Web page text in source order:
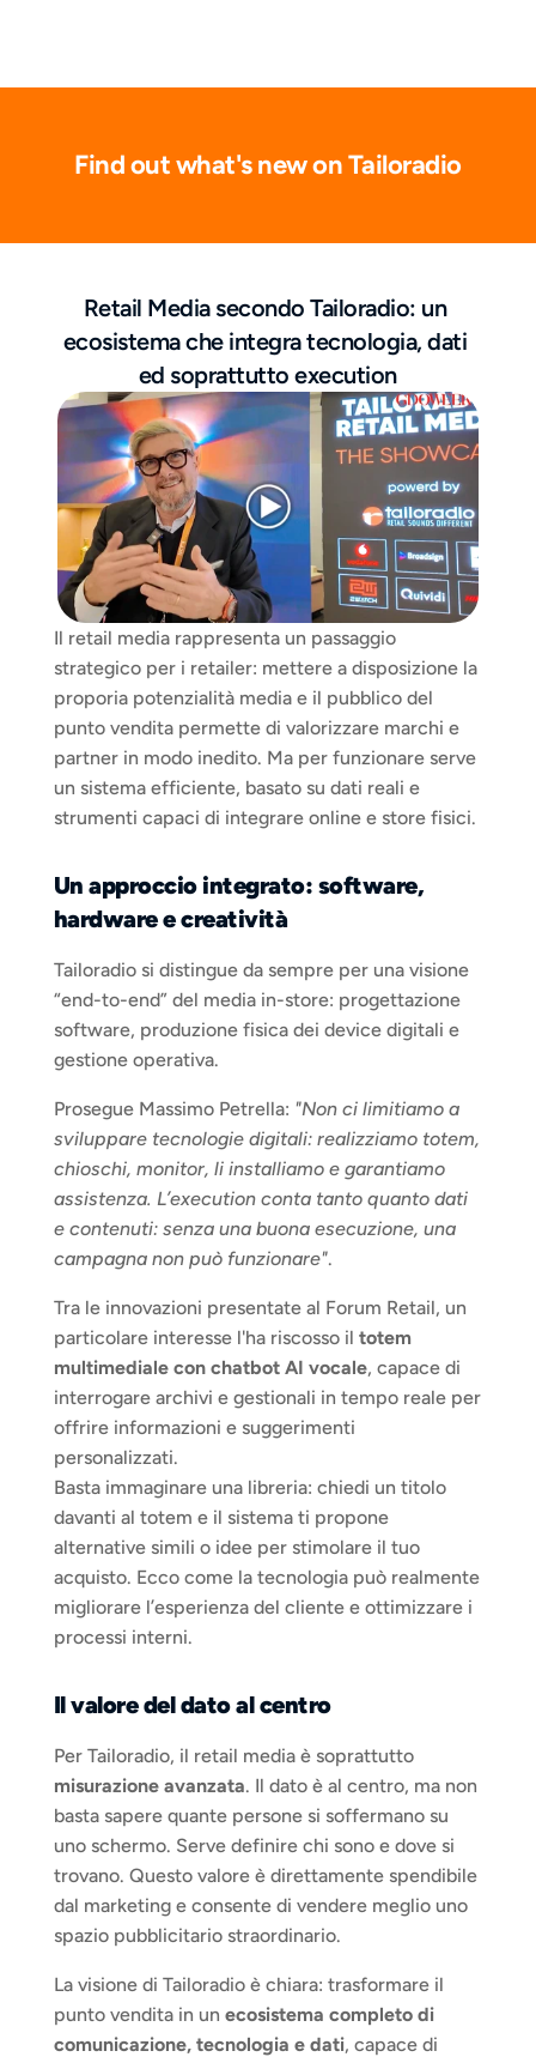
Find out what's new on Tailoradio
Retail Media secondo Tailoradio: un
ecosistema che integra tecnologia, dati
ed soprattutto execution
Il retail media rappresenta un passaggio
strategico per i retailer: mettere a disposizione la
proporia potenzialità media e il pubblico del
punto vendita permette di valorizzare marchi e
partner in modo inedito. Ma per funzionare serve
un sistema efficiente, basato su dati reali e
strumenti capaci di integrare online e store fisici.
Un approccio integrato: software,
hardware e creatività
Tailoradio si distingue da sempre per una visione
“end-to-end” del media in-store: progettazione
software, produzione fisica dei device digitali e
gestione operativa.
Prosegue Massimo Petrella: "Non ci limitiamo a
sviluppare tecnologie digitali: realizziamo totem,
chioschi, monitor, li installiamo e garantiamo
assistenza. L’execution conta tanto quanto dati
e contenuti: senza una buona esecuzione, una
campagna non può funzionare".
Tra le innovazioni presentate al Forum Retail, un
particolare interesse l'ha riscosso il totem
multimediale con chatbot AI vocale, capace di
interrogare archivi e gestionali in tempo reale per
offrire informazioni e suggerimenti
personalizzati.
Basta immaginare una libreria: chiedi un titolo
davanti al totem e il sistema ti propone
alternative simili o idee per stimolare il tuo
acquisto. Ecco come la tecnologia può realmente
migliorare l’esperienza del cliente e ottimizzare i
processi interni.
Il valore del dato al centro
Per Tailoradio, il retail media è soprattutto
misurazione avanzata. Il dato è al centro, ma non
basta sapere quante persone si soffermano su
uno schermo. Serve definire chi sono e dove si
trovano. Questo valore è direttamente spendibile
dal marketing e consente di vendere meglio uno
spazio pubblicitario straordinario.
La visione di Tailoradio è chiara: trasformare il
punto vendita in un ecosistema completo di
comunicazione, tecnologia e dati, capace di